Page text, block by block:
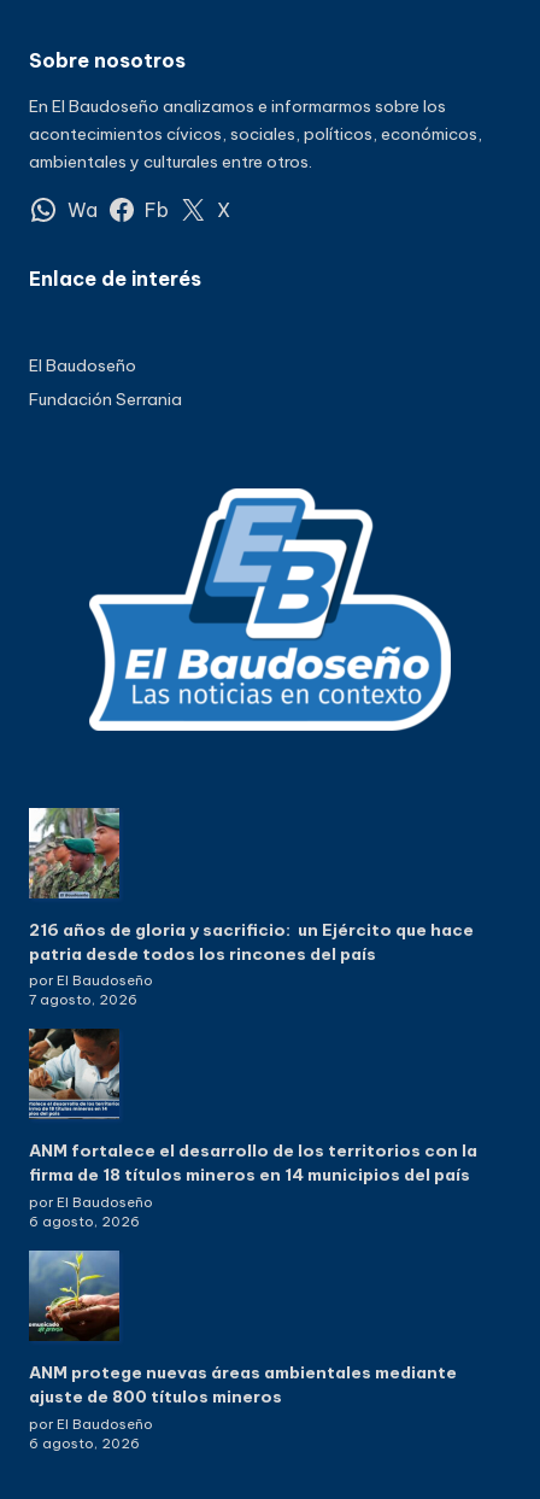
Sobre nosotros
En El Baudoseño analizamos e informarmos sobre los
acontecimientos cívicos, sociales, políticos, económicos,
ambientales y culturales entre otros.
Wa Fb X
Enlace de interés
El Baudoseño
Fundación Serrania
216 años de gloria y sacrificio: un Ejército que hace
patria desde todos los rincones del país
por El Baudoseño
7 agosto, 2026
ANM fortalece el desarrollo de los territorios con la
firma de 18 títulos mineros en 14 municipios del país
por El Baudoseño
6 agosto, 2026
ANM protege nuevas áreas ambientales mediante
ajuste de 800 títulos mineros
por El Baudoseño
6 agosto, 2026